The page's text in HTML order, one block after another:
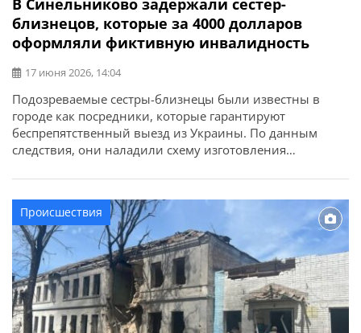
В Синельниково задержали сестер-
близнецов, которые за 4000 долларов
оформляли фиктивную инвалидность
17 июня 2026, 14:04
Подозреваемые сестры-близнецы были известны в
городе как посредники, которые гарантируют
беспрепятственный выезд из Украины. По данным
следствия, они наладили схему изготовления
инвалидности для военнообязанных мужчин. Об этом
сообщает Днепропетровская областная прокуратура.
Женщины собирали личные документы клиентов и
договаривались с врачами об установлении
фиктивных диагнозов. Во время встреч с мужчинами
выясняли, […]
Происшествия